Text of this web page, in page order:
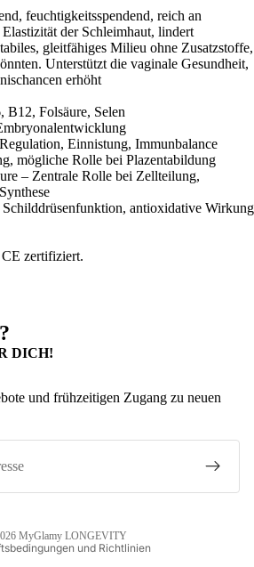
feuchtigkeitsspendend, reich an
Elastizität der Schleimhaut, lindert
gleitfähiges Milieu ohne Zusatzstoffe,
Unterstützt die vaginale Gesundheit,
erhöht
Folsäure, Selen
Einnistung, Immunbalance
mögliche Rolle bei Plazentabildung
– Zentrale Rolle bei Zellteilung,
Schilddrüsenfunktion, antioxidative Wirkung
zertifiziert.
DICH!
und frühzeitigen Zugang zu neuen
MyGlamy LONGEVITY
und Richtlinien